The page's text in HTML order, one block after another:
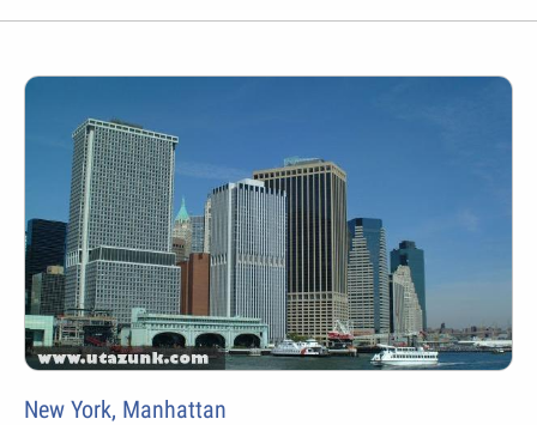
New York, Manhattan